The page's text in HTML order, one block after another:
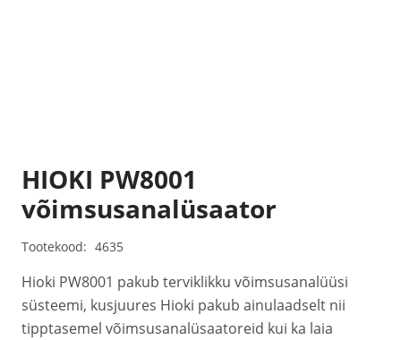
HIOKI PW8001
võimsusanalüsaator
Tootekood: 4635
Hioki PW8001 pakub terviklikku võimsusanalüüsi
süsteemi, kusjuures Hioki pakub ainulaadselt nii
tipptasemel võimsusanalüsaatoreid kui ka laia